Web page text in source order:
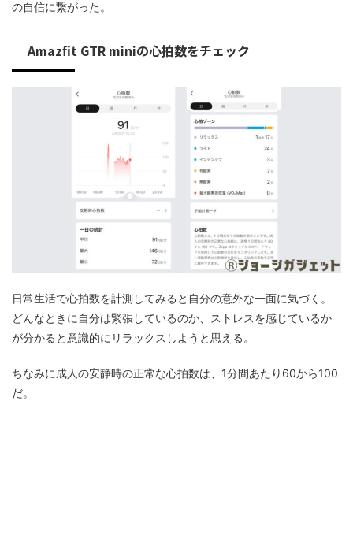
の自信に繋がった。
Amazfit GTR miniの心拍数をチェック
日常生活で心拍数を計測してみると自分の意外な一面に気づく。
どんなときに自分は緊張しているのか、ストレスを感じているか
が分かると意識的にリラックスしようと思える。
ちなみに成人の安静時の正常な心拍数は、1分間あたり60から100
だ。